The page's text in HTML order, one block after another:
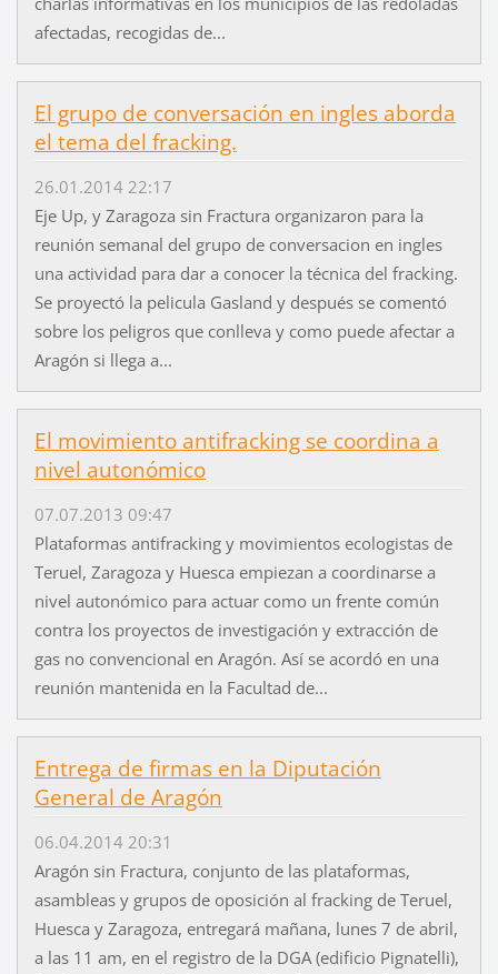
afectadas, recogidas de...
El grupo de conversación en ingles aborda
el tema del fracking.
26.01.2014 22:17
Eje Up, y Zaragoza sin Fractura organizaron para la
reunión semanal del grupo de conversacion en ingles
una actividad para dar a conocer la técnica del fracking.
Se proyectó la pelicula Gasland y después se comentó
sobre los peligros que conlleva y como puede afectar a
Aragón si llega a...
El movimiento antifracking se coordina a
nivel autonómico
07.07.2013 09:47
Plataformas antifracking y movimientos ecologistas de
Teruel, Zaragoza y Huesca empiezan a coordinarse a
nivel autonómico para actuar como un frente común
contra los proyectos de investigación y extracción de
gas no convencional en Aragón. Así se acordó en una
reunión mantenida en la Facultad de...
Entrega de firmas en la Diputación
General de Aragón
06.04.2014 20:31
Aragón sin Fractura, conjunto de las plataformas,
asambleas y grupos de oposición al fracking de Teruel,
Huesca y Zaragoza, entregará mañana, lunes 7 de abril,
a las 11 am, en el registro de la DGA (edificio Pignatelli),